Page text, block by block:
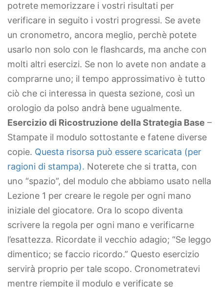
potrete memorizzare i vostri risultati per
verificare in seguito i vostri progressi. Se avete
un cronometro, ancora meglio, perchè potete
usarlo non solo con le flashcards, ma anche con
molti altri esercizi. Se non lo avete non andate a
comprarne uno; il tempo approssimativo è tutto
ciò che ci interessa in questa sezione, così un
orologio da polso andrà bene ugualmente.
Esercizio di Ricostruzione della Strategia Base –
Stampate il modulo sottostante e fatene diverse
copie. Questa risorsa può essere scaricata (per
ragioni di stampa). Noterete che si tratta, con
uno “spazio”, del modulo che abbiamo usato nella
Lezione 1 per creare le regole per ogni mano
iniziale del giocatore. Ora lo scopo diventa
scrivere la regola per ogni mano e verificarne
l’esattezza. Ricordate il vecchio adagio; “Se leggo
dimentico; se faccio ricordo.” Questo esercizio
servirà proprio per tale scopo. Cronometratevi
mentre riempite il modulo e verificate se